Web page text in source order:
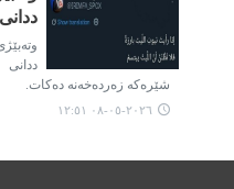
ددانی
شێرەکە زەردەخەنە دەکات.
٢٠٢٦-٠٥-٠٨ ١٢:٥١